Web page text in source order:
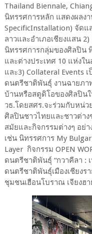
Thailand Biennale,
นิทรรศการหลัก แสดงผลง
SpecificInstallation) จัดแ
ลาวและอำเภอเชียงแสน
นิทรรศการกลุ่มของศิลปิน
และต่างประเทศ 10 แห่งใน
และ3) Collateral Events
ดนตรีชาติพันธุ์ งานฉายภา
บ้านหรือสตูดิโอของศิลปินใ
วธ.โดยสศร.จะร่วมกับหน่ว
ศิลปินชาวไทยและชาวต่า
สมัยและกิจกรรมต่างๆ อย่า
เช่น นิทรรศการ My
Layer กิจกรรม OPEN
ดนตรีชาติพันธุ์ “กวาคีลา :
ดนตรีชาติพันธุ์เมืองเชียงร
ชุมชนเฮือนโบราณ เจียงฮ